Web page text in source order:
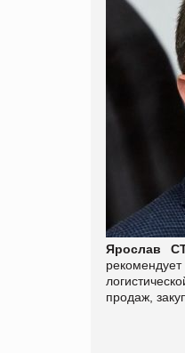
Ярослав
продаж,